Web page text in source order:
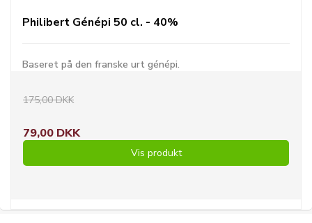
Philibert Génépi 50 cl. - 40%
Baseret på den franske urt génépi.
175,00 DKK
79,00 DKK
Vis produkt